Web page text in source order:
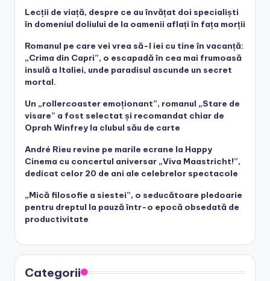
Lecții de viață, despre ce au învățat doi specialiști
în domeniul doliului de la oamenii aflați în fața morții
Romanul pe care vei vrea să-l iei cu tine în vacanță:
„Crima din Capri”, o escapadă în cea mai frumoasă
insulă a Italiei, unde paradisul ascunde un secret
mortal.
Un „rollercoaster emoționant”, romanul „Stare de
visare” a fost selectat și recomandat chiar de
Oprah Winfrey la clubul său de carte
André Rieu revine pe marile ecrane la Happy
Cinema cu concertul aniversar „Viva Maastricht!”,
dedicat celor 20 de ani ale celebrelor spectacole
„Mică filosofie a siestei”, o seducătoare pledoarie
pentru dreptul la pauză într-o epocă obsedată de
productivitate
Categorii